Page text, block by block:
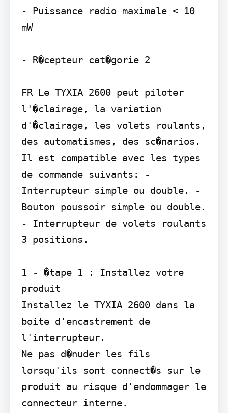
- Puissance radio maximale < 10
mW
- R�cepteur cat�gorie 2
FR Le TYXIA 2600 peut piloter
l'�clairage, la variation
d'�clairage, les volets roulants,
des automatismes, des sc�narios.
Il est compatible avec les types
de commande suivants: -
Interrupteur simple ou double. -
Bouton poussoir simple ou double.
- Interrupteur de volets roulants
3 positions.
1 - �tape 1 : Installez votre
produit
Installez le TYXIA 2600 dans la
boite d'encastrement de
l'interrupteur.
Ne pas d�nuder les fils
lorsqu'ils sont connect�s sur le
produit au risque d'endommager le
connecteur interne.